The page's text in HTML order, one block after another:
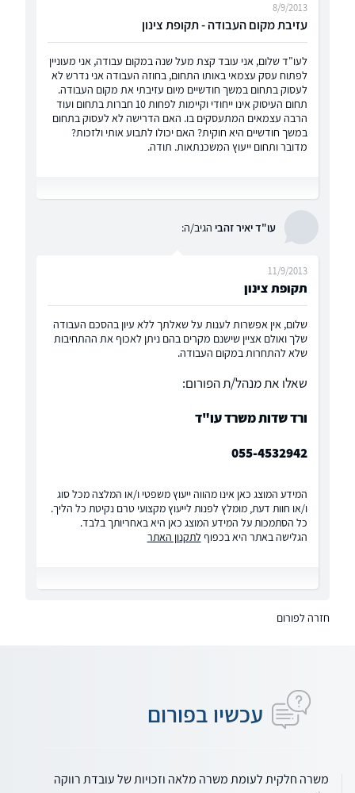
עזיבת מקום העבודה - תקופת צינון
8/9/2013
לעו"ד שלום, אני עובד קצת מעל שנה במקום עבודה, אני מעוניין
לפתוח עסק עצמאי באותו התחום, בחוזה העבודה אני נדרש לא
לעסוק בתחום במשך חודשיים מיום עזיבתי את מקום העבודה.
תחום העיסוק אינו ייחודי וקיימות לפחות 10 חברות בתחום ועוד
הרבה עצמאים המתעסקים בו. האם הדרישה לא לעסוק בתחום
במשך חודשיים היא חוקית? האם יכולו לתבוע אותי ולזכות?
מדובר ותחום ייעוץ המשכנתאות. תודה.
עו"ד יאיר זהבי הגיב/ה:
תקופת צינון
11/9/2013
שלום, אין אפשרות לענות על שאלתך ללא עיון בהסכם העבודה
שלך ואולם אציין שישנם מקרים בהם ניתן לאכוף את ההתחיבות
שלא להתחרות במקום העבודה.
שאלו את מנהל/ת הפורום:
ורד שדות משרד עו"ד
055-4532942
המידע המוצג כאן אינו מהווה ייעוץ משפטי ו/או המלצה מכל סוג
ו/או חוות דעת, מומלץ לפנות לייעוץ מקצועי טרם נקיטת כל הליך.
כל הסתמכות על המידע המוצג כאן היא באחריותך בלבד.
הגלישה באתר היא בכפוף לתקנון האתר
חזרה לפורום
עכשיו בפורום
משרה חלקית לעומת משרה מלאה וזכויות של עובדת רווקה